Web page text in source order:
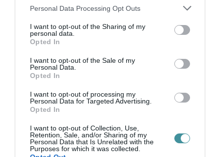
Please note that this website/app uses one or more Google
not limited to your visit or usage behaviour. You may click to
grant or deny consent to Google and its third-party tags to
use your data for below specified purposes in below Google
consent section.
Personal Data Processing Opt Outs
I want to opt-out of the Sharing of my
personal data.
Opted In
I want to opt-out of the Sale of my
Personal Data.
Opted In
I want to opt-out of processing my
Personal Data for Targeted Advertising.
Opted In
I want to opt-out of Collection, Use,
Retention, Sale, and/or Sharing of my
Personal Data that Is Unrelated with the
Purposes for which it was collected.
hajápolókkal, testápolókkal teli csomag is. De
vigyázat! Ne vedd meg az első csomagot, ami
a kezed ügyébe kerül. Nézz körül az általa
amely megfelel az ízlésének és igényeinek. A
parfüm kiválasztásánál maradj a kedvenc
illatánál. Melyiket kedveli inkább, az édes,
virágos vagy gyümölcs illatokat?
Bármilyen ajándék mellett is döntesz, párod,
édesanyád, testvéred vagy más fontos nő az